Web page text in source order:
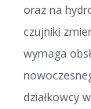
oraz na
czujniki
wymaga
działkowcy